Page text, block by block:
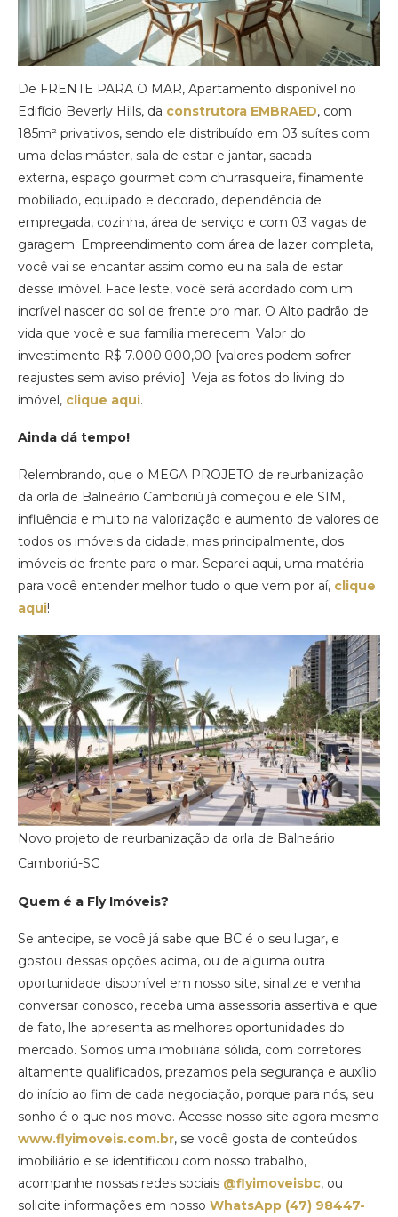
De FRENTE PARA O MAR, Apartamento disponível no
Edifício Beverly Hills, da construtora EMBRAED, com
185m² privativos, sendo ele distribuído em 03 suítes com
uma delas máster, sala de estar e jantar, sacada
externa, espaço gourmet com churrasqueira, finamente
mobiliado, equipado e decorado, dependência de
empregada, cozinha, área de serviço e com 03 vagas de
garagem. Empreendimento com área de lazer completa,
você vai se encantar assim como eu na sala de estar
desse imóvel. Face leste, você será acordado com um
incrível nascer do sol de frente pro mar. O Alto padrão de
vida que você e sua família merecem. Valor do
investimento R$ 7.000.000,00 [valores podem sofrer
reajustes sem aviso prévio]. Veja as fotos do living do
imóvel, clique aqui.
Ainda dá tempo!
Relembrando, que o MEGA PROJETO de reurbanização
da orla de Balneário Camboriú já começou e ele SIM,
influência e muito na valorização e aumento de valores de
todos os imóveis da cidade, mas principalmente, dos
imóveis de frente para o mar. Separei aqui, uma matéria
para você entender melhor tudo o que vem por aí, clique
aqui!
Novo projeto de reurbanização da orla de Balneário
Camboriú-SC
Quem é a Fly Imóveis?
Se antecipe, se você já sabe que BC é o seu lugar, e
gostou dessas opções acima, ou de alguma outra
oportunidade disponível em nosso site, sinalize e venha
conversar conosco, receba uma assessoria assertiva e que
de fato, lhe apresenta as melhores oportunidades do
mercado. Somos uma imobiliária sólida, com corretores
altamente qualificados, prezamos pela segurança e auxílio
do início ao fim de cada negociação, porque para nós, seu
sonho é o que nos move. Acesse nosso site agora mesmo
www.flyimoveis.com.br, se você gosta de conteúdos
imobiliário e se identificou com nosso trabalho,
acompanhe nossas redes sociais @flyimoveisbc, ou
solicite informações em nosso WhatsApp (47) 98447-